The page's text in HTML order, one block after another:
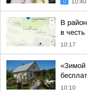
10:40
В
в
10:17
«Зимой
10:10